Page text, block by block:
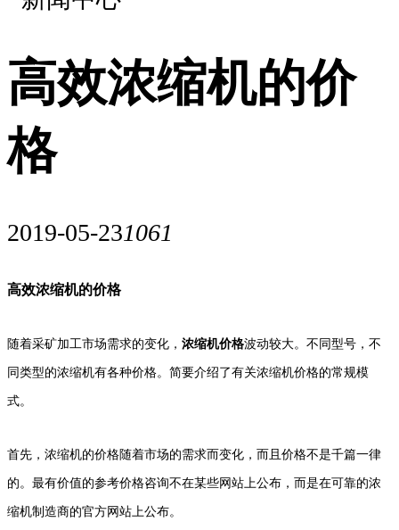
高效浓缩机的价
格
2019-05-231061
高效浓缩机的价格
随着采矿加工市场需求的变化， 浓缩机价格波动较大。不同型号，不
同类型的浓缩机有各种价格。简要介绍了有关浓缩机价格的常规模
式。
首先，浓缩机的价格随着市场的需求而变化，而且价格不是千篇一律
的。最有价值的参考价​​格咨询不在某些网站上公布，而是在可靠的浓
缩机制造商的官方网站上公布。